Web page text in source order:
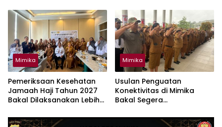
Mimika
Pemeriksaan Kesehatan
Jamaah Haji Tahun 2027
Bakal Dilaksanakan Lebih
Mimika
Usulan Penguatan
Konektivitas di Mimika
Bakal Segera
Dengan Bappenas